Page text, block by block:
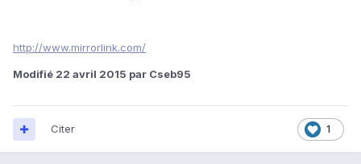
http://www.mirrorlink.com/
Modifié 22 avril 2015 par Cseb95
1
Citer